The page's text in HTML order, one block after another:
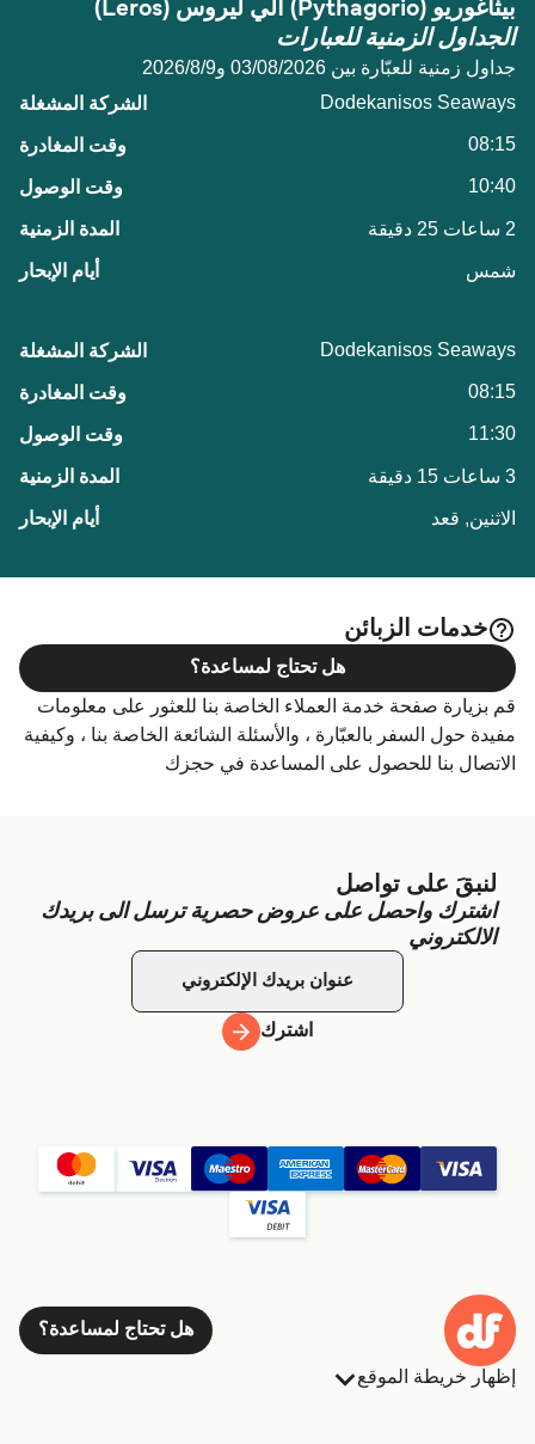
بيثاغوريو (Pythagorio) الي ليروس (Leros)
الجداول الزمنية للعبارات
جداول زمنية للعبّارة بين 03/08/2026 و9‏/8‏/2026
Dodekanisos Seaways
08:15
10:40
2 ساعات 25 دقيقة
شمس
Dodekanisos Seaways
08:15
11:30
3 ساعات 15 دقيقة
الاثنين, قعد
خدمات الزبائن
قم بزيارة صفحة خدمة العملاء الخاصة بنا للعثور على معلومات
مفيدة حول السفر بالعبّارة ، والأسئلة الشائعة الخاصة بنا ، وكيفية
الاتصال بنا للحصول على المساعدة في حجزك
هل تحتاج لمساعدة؟
لنبقَ على تواصل
اشترك واحصل على عروض حصرية ترسل الى بريدك
الالكتروني
اشترك
هل تحتاج لمساعدة؟
إظهار خريطة الموقع